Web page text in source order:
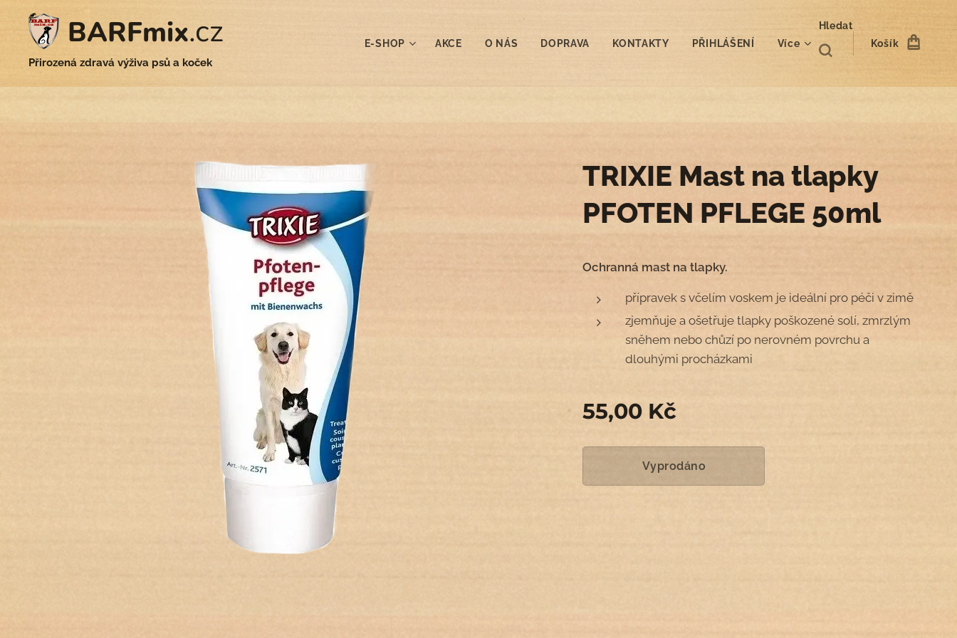
BARFmix.cz
Přirozená zdravá výživa psů a koček
E-SHOP AKCE O NÁS DOPRAVA KONTAKTY PŘIHLÁŠENÍ Více
Hledat
Košík
TRIXIE Mast na tlapky
PFOTEN PFLEGE 50ml
Ochranná mast na tlapky.
přípravek s včelím voskem je ideální pro péči v zimě
zjemňuje a ošetřuje tlapky poškozené solí, zmrzlým
sněhem nebo chůzí po nerovném povrchu a
dlouhými procházkami
55,00 Kč
Vyprodáno